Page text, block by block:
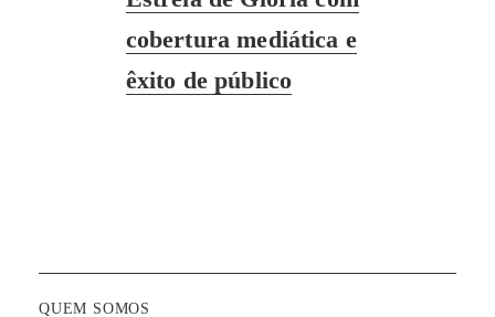
cobertura mediática e
êxito de público
QUEM SOMOS